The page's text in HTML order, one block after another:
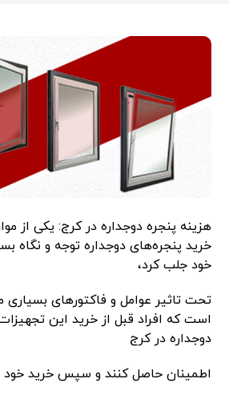
هزینه پنجره دوجداره در کرج: یکی از
خرید پنجره‌های دوجداره توجه و نگاه
خود جلب کرد،
تحت تاثیر عوامل و فاکتورهای بسیاری
است که افراد قبل از خرید این
دوجداره در کرج
اطمینان حاصل کنند و سپس خرید خود